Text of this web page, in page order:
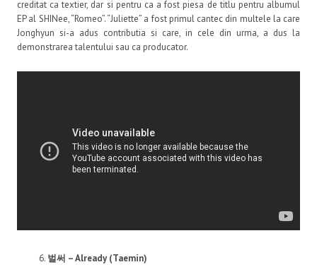
creditat ca textier, dar si pentru ca a fost piesa de titlu pentru albumul
EP al SHINee, “Romeo”. “Juliette” a fost primul cantec din multele la care
Jonghyun si-a adus contributia si care, in cele din urma, a dus la
demonstrarea talentului sau ca producator.
벌써 – Already (Taemin)